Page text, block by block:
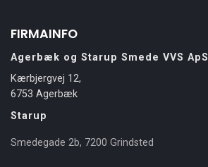
FIRMAINFO
Agerbæk og Starup Smede VVS ApS
Kærbjergvej 12,
6753 Agerbæk
Starup
Smedegade 2b, 7200 Grindsted